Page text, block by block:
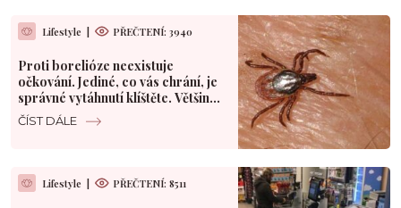
Lifestyle | PŘEČTENÍ: 3940
Proti borelióze neexistuje
očkování. Jediné, co vás chrání, je
správné vytáhnutí klíštěte. Většina
Čechů to dělá špatně
ČÍST DÁLE
Lifestyle | PŘEČTENÍ: 8511